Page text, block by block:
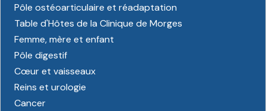
Pôle ostéoarticulaire et réadaptation
Table d'Hôtes de la Clinique de Morges
Femme, mère et enfant
Pôle digestif
Cœur et vaisseaux
Reins et urologie
Cancer